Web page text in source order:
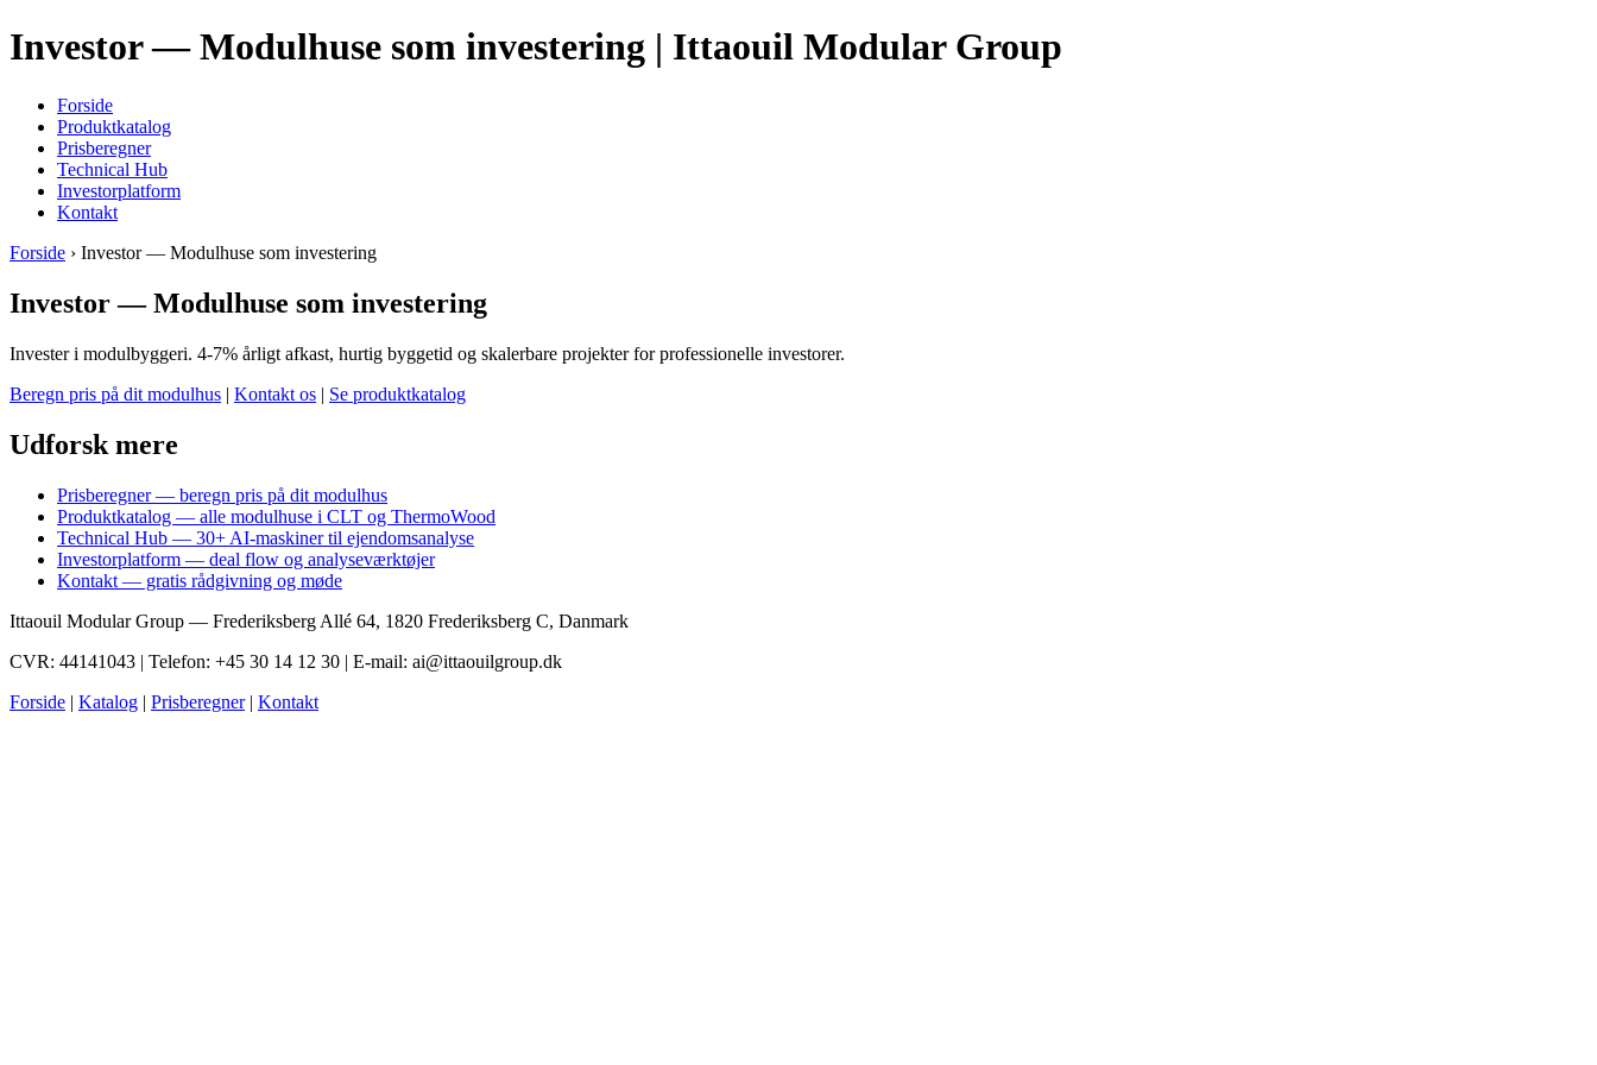
Investor — Modulhuse som investering | Ittaouil Modular Group
Forside
Produktkatalog
Prisberegner
Technical Hub
Investorplatform
Kontakt
Forside › Investor — Modulhuse som investering
Investor — Modulhuse som investering
Invester i modulbyggeri. 4-7% årligt afkast, hurtig byggetid og skalerbare projekter for professionelle investorer.
Beregn pris på dit modulhus | Kontakt os | Se produktkatalog
Udforsk mere
Prisberegner — beregn pris på dit modulhus
Produktkatalog — alle modulhuse i CLT og ThermoWood
Technical Hub — 30+ AI-maskiner til ejendomsanalyse
Investorplatform — deal flow og analyseværktøjer
Kontakt — gratis rådgivning og møde
Ittaouil Modular Group — Frederiksberg Allé 64, 1820 Frederiksberg C, Danmark
CVR: 44141043 | Telefon: +45 30 14 12 30 | E-mail: ai@ittaouilgroup.dk
Forside | Katalog | Prisberegner| Kontakt